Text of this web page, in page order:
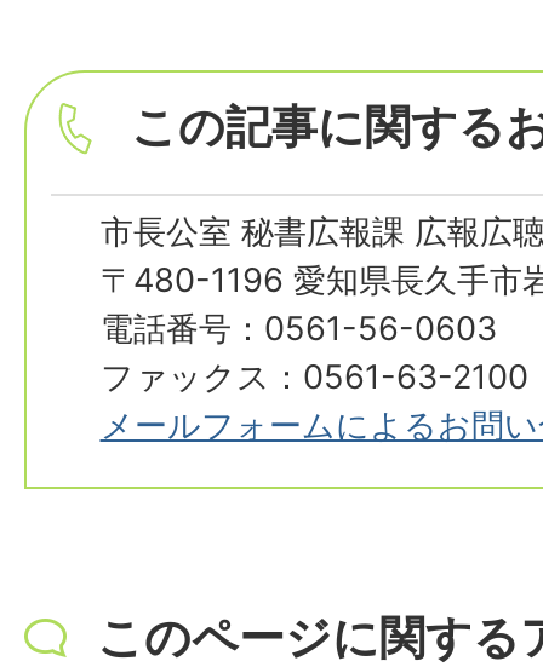
この記事に関する
市長公室 秘書広報課 広報広
〒480-1196 愛知県長久手市
電話番号：0561-56-0603
ファックス：0561-63-2100
メールフォームによるお問
このページに関する